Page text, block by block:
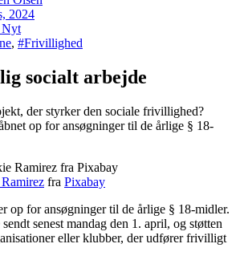
2024
Nyt
, #Frivillighed
socialt arbejde
der styrker den sociale frivillighed?
op for ansøgninger til de årlige § 18-
fra Pixabay
op for ansøgninger til de årlige § 18-midler.
senest mandag den 1. april, og støtten
eller klubber, der udfører frivilligt